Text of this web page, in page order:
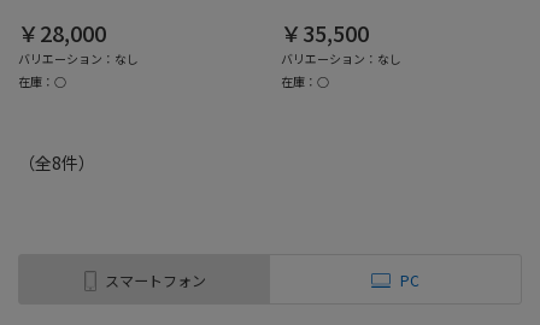
￥28,000
バリエーション：なし
在庫：○
￥35,500
バリエーション：なし
在庫：○
（全8件）
スマートフォン PC